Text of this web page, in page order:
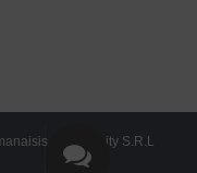
Community S.R.L